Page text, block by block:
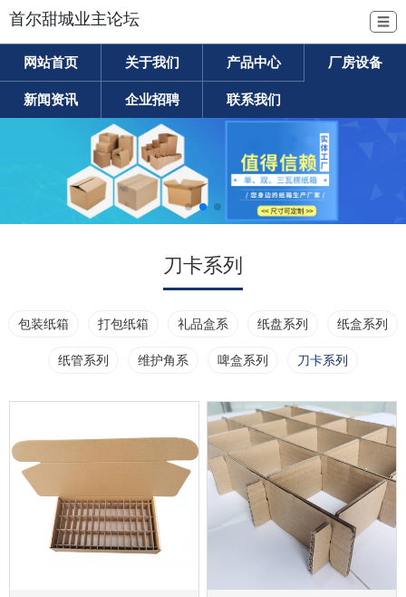
首尔甜城业主论坛 ☰
网站首页 关于我们 产品中心 厂房设备
新闻资讯 企业招聘 联系我们
刀卡系列
包装纸箱 打包纸箱 礼品盒系 纸盘系列 纸盒系列
纸管系列 维护角系 啤盒系列 刀卡系列